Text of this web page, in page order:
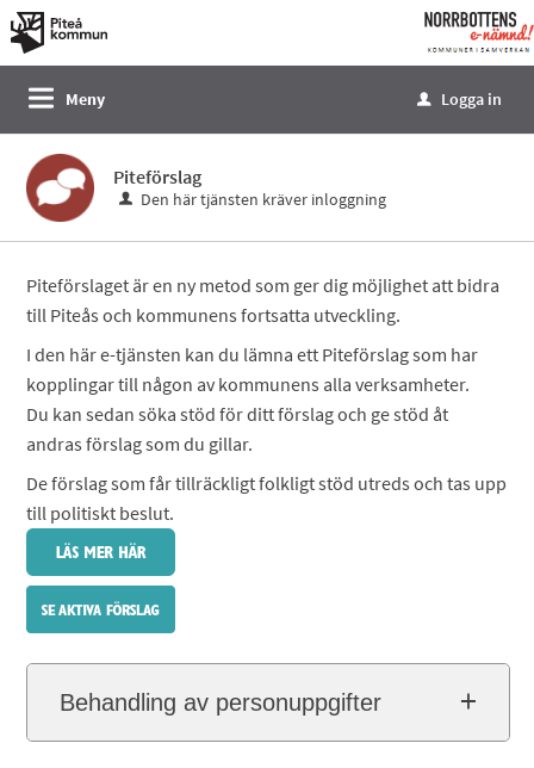
Välkommen
till
tjänster
Norrbottens
enämnd
Meny u Logga in
Piteförslag
Den här tjänsten kräver inloggning
Piteförslaget är en ny metod som ger dig möjlighet att bidra
till Piteås och kommunens fortsatta utveckling.
I den här e-tjänsten kan du lämna ett Piteförslag som har
kopplingar till någon av kommunens alla verksamheter.
Du kan sedan söka stöd för ditt förslag och ge stöd åt
andras förslag som du gillar.
De förslag som får tillräckligt folkligt stöd utreds och tas upp
till politiskt beslut.
Behandling av personuppgifter